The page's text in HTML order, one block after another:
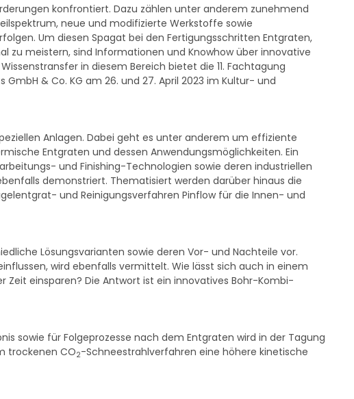
konfrontiert. Dazu zählen unter anderem zunehmend
neue und modifizierte Werkstoffe sowie
Um diesen Spagat bei den Fertigungsschritten Entgraten,
zu meistern, sind Informationen und Knowhow über innovative
in diesem Bereich bietet die 11. Fachtagung
& Co. KG am 26. und 27. April 2023 im Kultur- und
Anlagen. Dabei geht es unter anderem um effiziente
Entgraten und dessen Anwendungsmöglichkeiten. Ein
und Finishing-Technologien sowie deren industriellen
demonstriert. Thematisiert werden darüber hinaus die
und Reinigungsverfahren Pinflow für die Innen- und
Lösungsvarianten sowie deren Vor- und Nachteile vor.
wird ebenfalls vermittelt. Wie lässt sich auch in einem
einsparen? Die Antwort ist ein innovatives Bohr-Kombi-
sowie für Folgeprozesse nach dem Entgraten wird in der Tagung
trockenen CO2-Schneestrahlverfahren eine höhere kinetische